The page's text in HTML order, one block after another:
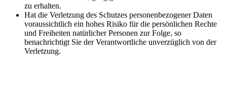
zu erhalten.
Hat die Verletzung des Schutzes personenbezogener Daten
voraussichtlich ein hohes Risiko für die persönlichen Rechte
und Freiheiten natürlicher Personen zur Folge, so
benachrichtigt Sie der Verantwortliche unverzüglich von der
Verletzung.